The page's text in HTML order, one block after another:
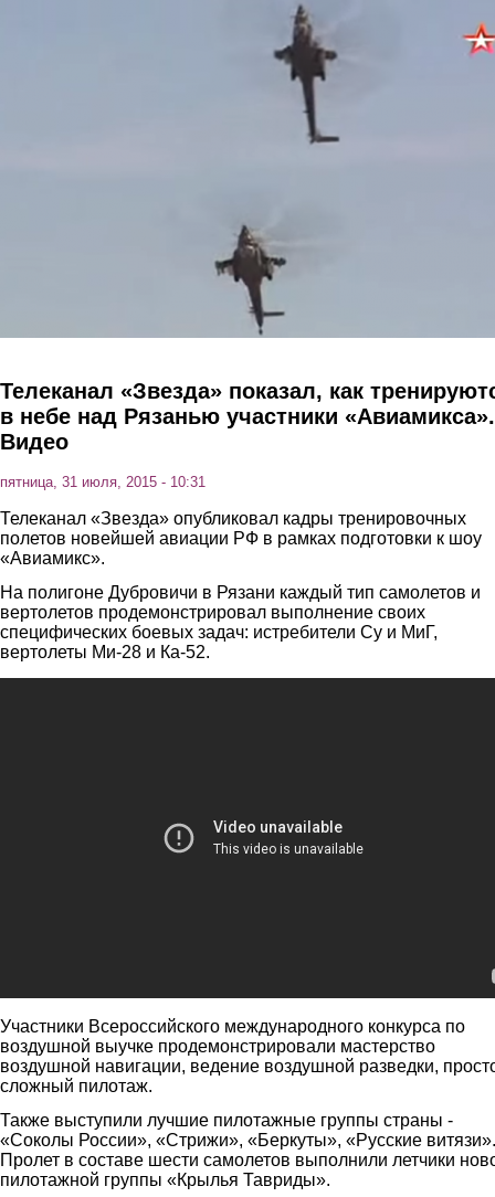
Телеканал «Звезда» показал, как
в небе над Рязанью участники «Авиамикса».
Видео
пятница, 31 июля, 2015 - 10:31
Телеканал «Звезда» опубликовал кадры тренировочных
полетов новейшей авиации РФ в рамках подготовки к шоу
«Авиамикс».
На полигоне Дубровичи в Рязани каждый тип самолетов и
вертолетов продемонстрировал выполнение своих
специфических боевых задач: истребители Су и МиГ,
вертолеты Ми-28 и Ка-52.
Участники Всероссийского международного конкурса по
воздушной выучке продемонстрировали мастерство
воздушной навигации, ведение воздушной разведки,
сложный пилотаж.
Также выступили лучшие пилотажные группы страны -
«Соколы России», «Стрижи», «Беркуты», «Русские витязи».
Пролет в составе шести самолетов выполнили летчики
пилотажной группы «Крылья Тавриды».